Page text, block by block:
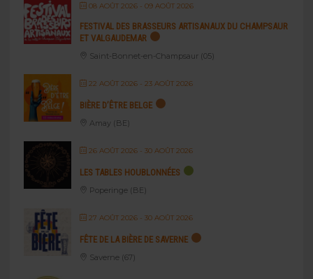
08 AOÛT 2026- 09 AOÛT 2026
FESTIVAL DES BRASSEURS ARTISANAUX DU CHAMPSAUR
ET VALGAUDEMAR
Saint-Bonnet-en-Champsaur (05)
22 AOÛT 2026- 23 AOÛT 2026
BIÈRE D’ÊTRE BELGE
Amay (BE)
26 AOÛT 2026- 30 AOÛT 2026
LES TABLES HOUBLONNÉES
Poperinge (BE)
27 AOÛT 2026- 30 AOÛT 2026
FÊTE DE LA BIÈRE DE SAVERNE
Saverne (67)